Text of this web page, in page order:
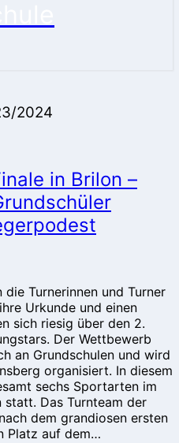
2024
in Brilon –
Turnerinnen und Turner
Urkunde und einen
sich riesig über den 2.
Der Wettbewerb
an Grundschulen und wird
organisiert. In diesem
sechs Sportarten im
statt. Das Turnteam der
dem grandiosen ersten
Platz auf dem…